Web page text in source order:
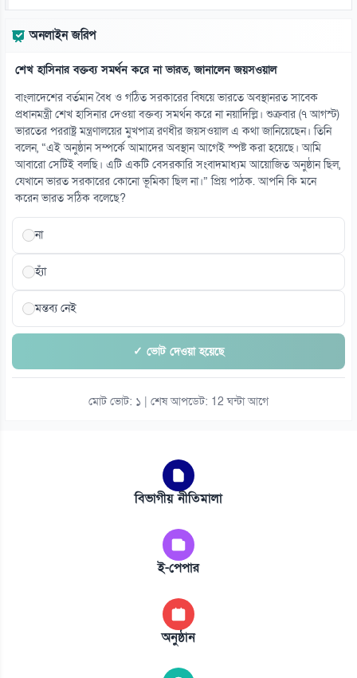
অনলাইন জরিপ
শেখ হাসিনার বক্তব্য সমর্থন করে না ভারত, জানালেন জয়সওয়াল
বাংলাদেশের বর্তমান বৈধ ও গঠিত সরকারের বিষয়ে ভারতে অবস্থানরত সাবেক
প্রধানমন্ত্রী শেখ হাসিনার দেওয়া বক্তব্য সমর্থন করে না নয়াদিল্লি। শুক্রবার (৭ আগস্ট)
ভারতের পররাষ্ট্র মন্ত্রণালয়ের মুখপাত্র রণধীর জয়সওয়াল এ কথা জানিয়েছেন। তিনি
বলেন, “এই অনুষ্ঠান সম্পর্কে আমাদের অবস্থান আগেই স্পষ্ট করা হয়েছে। আমি
আবারো সেটিই বলছি। এটি একটি বেসরকারি সংবাদমাধ্যম আয়োজিত অনুষ্ঠান ছিল,
যেখানে ভারত সরকারের কোনো ভূমিকা ছিল না।” প্রিয় পাঠক. আপনি কি মনে
করেন ভারত সঠিক বলেছে?
না
হ্যাঁ
মন্তব্য নেই
✓ ভোট দেওয়া হয়েছে
মোট ভোট: ১ | শেষ আপডেট: 12 ঘন্টা আগে
বিভাগীয় নীতিমালা
ই-পেপার
অনুষ্ঠান